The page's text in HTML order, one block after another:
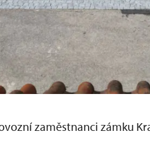
zaměstnanci zámku